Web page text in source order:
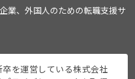
業、外国人のための転職支援サ
を運営している株式会社